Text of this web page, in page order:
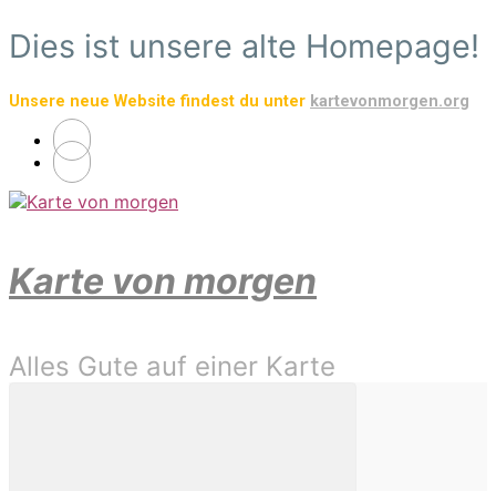
Zum
Hauptinhalt
Dies ist unsere alte Homepage!
Unsere neue Website findest du unter kartevonmorgen.org
Karte von morgen
Alles Gute auf einer Karte